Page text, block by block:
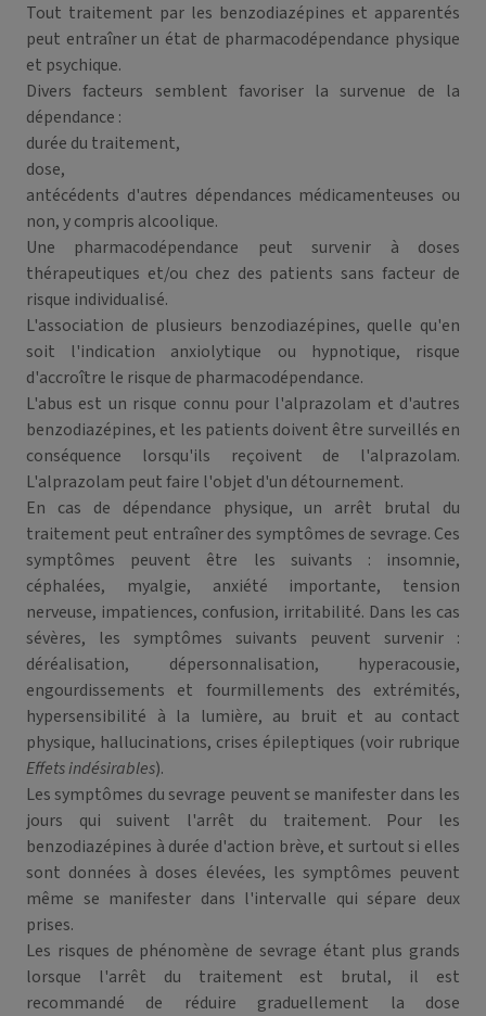
Tout traitement par les benzodiazépines et apparentés
peut entraîner un état de pharmacodépendance physique
et psychique.
Divers facteurs semblent favoriser la survenue de la
dépendance :
durée du traitement,
dose,
antécédents d'autres dépendances médicamenteuses ou
non, y compris alcoolique.
Une pharmacodépendance peut survenir à doses
thérapeutiques et/ou chez des patients sans facteur de
risque individualisé.
L'association de plusieurs benzodiazépines, quelle qu'en
soit l'indication anxiolytique ou hypnotique, risque
d'accroître le risque de pharmacodépendance.
L'abus est un risque connu pour l'alprazolam et d'autres
benzodiazépines, et les patients doivent être surveillés en
conséquence lorsqu'ils reçoivent de l'alprazolam.
L'alprazolam peut faire l'objet d'un détournement.
En cas de dépendance physique, un arrêt brutal du
traitement peut entraîner des symptômes de sevrage. Ces
symptômes peuvent être les suivants : insomnie,
céphalées, myalgie, anxiété importante, tension
nerveuse, impatiences, confusion, irritabilité. Dans les cas
sévères, les symptômes suivants peuvent survenir :
déréalisation, dépersonnalisation, hyperacousie,
engourdissements et fourmillements des extrémités,
hypersensibilité à la lumière, au bruit et au contact
physique, hallucinations, crises épileptiques (voir rubrique
Effets indésirables).
Les symptômes du sevrage peuvent se manifester dans les
jours qui suivent l'arrêt du traitement. Pour les
benzodiazépines à durée d'action brève, et surtout si elles
sont données à doses élevées, les symptômes peuvent
même se manifester dans l'intervalle qui sépare deux
prises.
Les risques de phénomène de sevrage étant plus grands
lorsque l'arrêt du traitement est brutal, il est
recommandé de réduire graduellement la dose